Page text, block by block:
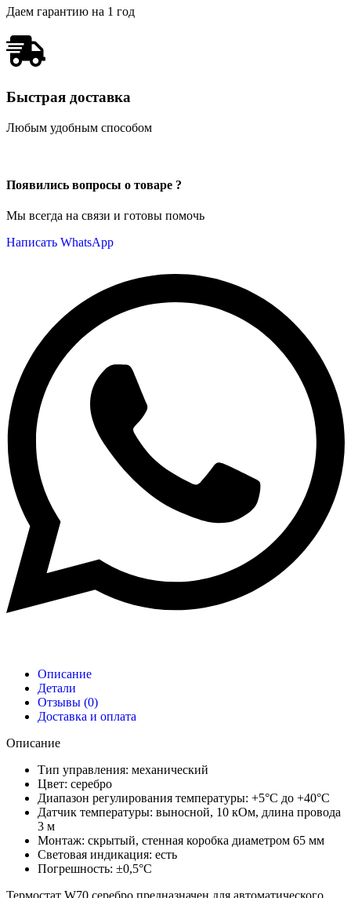
Даем гарантию на 1 год
Быстрая доставка
Любым удобным способом
Появились вопросы о товаре ?
Мы всегда на связи и готовы помочь
Написать WhatsApp
Описание
Детали
Отзывы (0)
Доставка и оплата
Описание
Тип управления: механический
Цвет: серебро
Диапазон регулирования температуры: +5°C до +40°C
Датчик температуры: выносной, 10 кОм, длина провода
3 м
Монтаж: скрытый, стенная коробка диаметром 65 мм
Световая индикация: есть
Погрешность: ±0,5°C
Термостат W70 серебро предназначен для автоматического